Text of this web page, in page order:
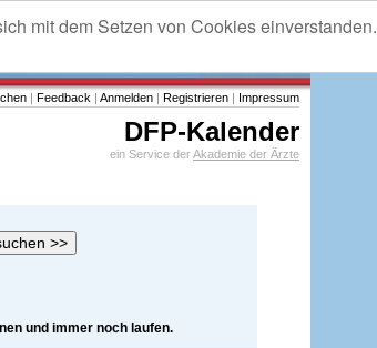
mit dem Setzen von Cookies einverstanden.
| Feedback | Anmelden | Registrieren | Impressum
DFP-Kalender
ein Service derAkademie der Ärzte
und immer noch laufen.